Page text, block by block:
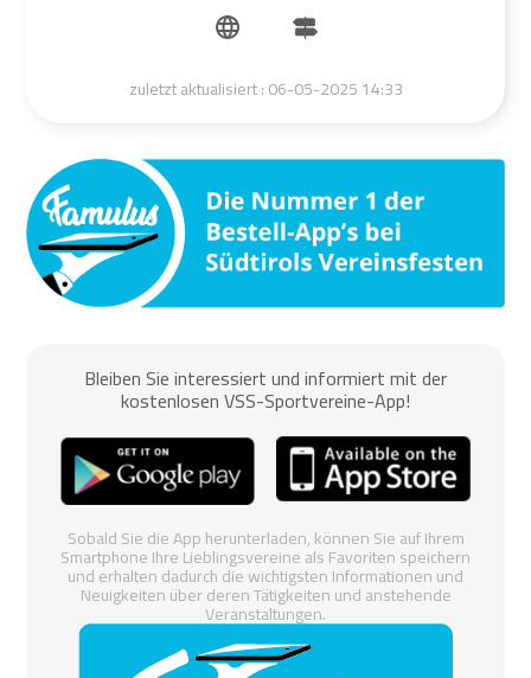
zuletzt aktualisiert :06-05-2025 14:33
Bleiben Sie interessiert und informiert mit der
kostenlosen VSS-Sportvereine-App!
Sobald Sie die App herunterladen, können Sie auf Ihrem
Smartphone Ihre Lieblingsvereine als Favoriten speichern
und erhalten dadurch die wichtigsten Informationen und
Neuigkeiten über deren Tätigkeiten und anstehende
Veranstaltungen.